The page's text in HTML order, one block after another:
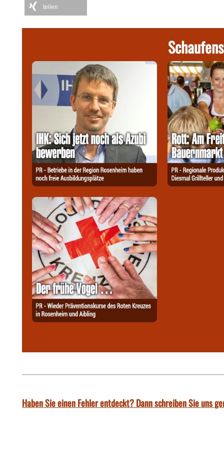
teilen
Haben Sie einen Fehler entdeckt? Dann schreiben Sie uns